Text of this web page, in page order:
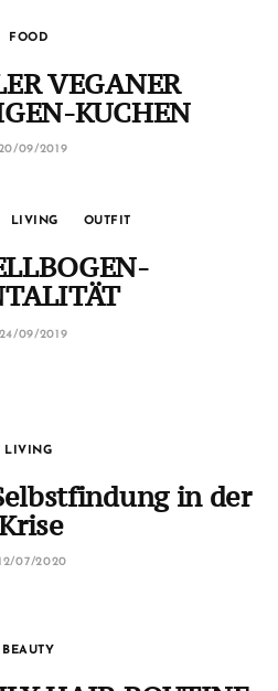
FOOD
VEGANER
KUCHEN
09/2019
LIVING OUTFIT
24/09/2019
LIVING
in der
07/2020
BEAUTY